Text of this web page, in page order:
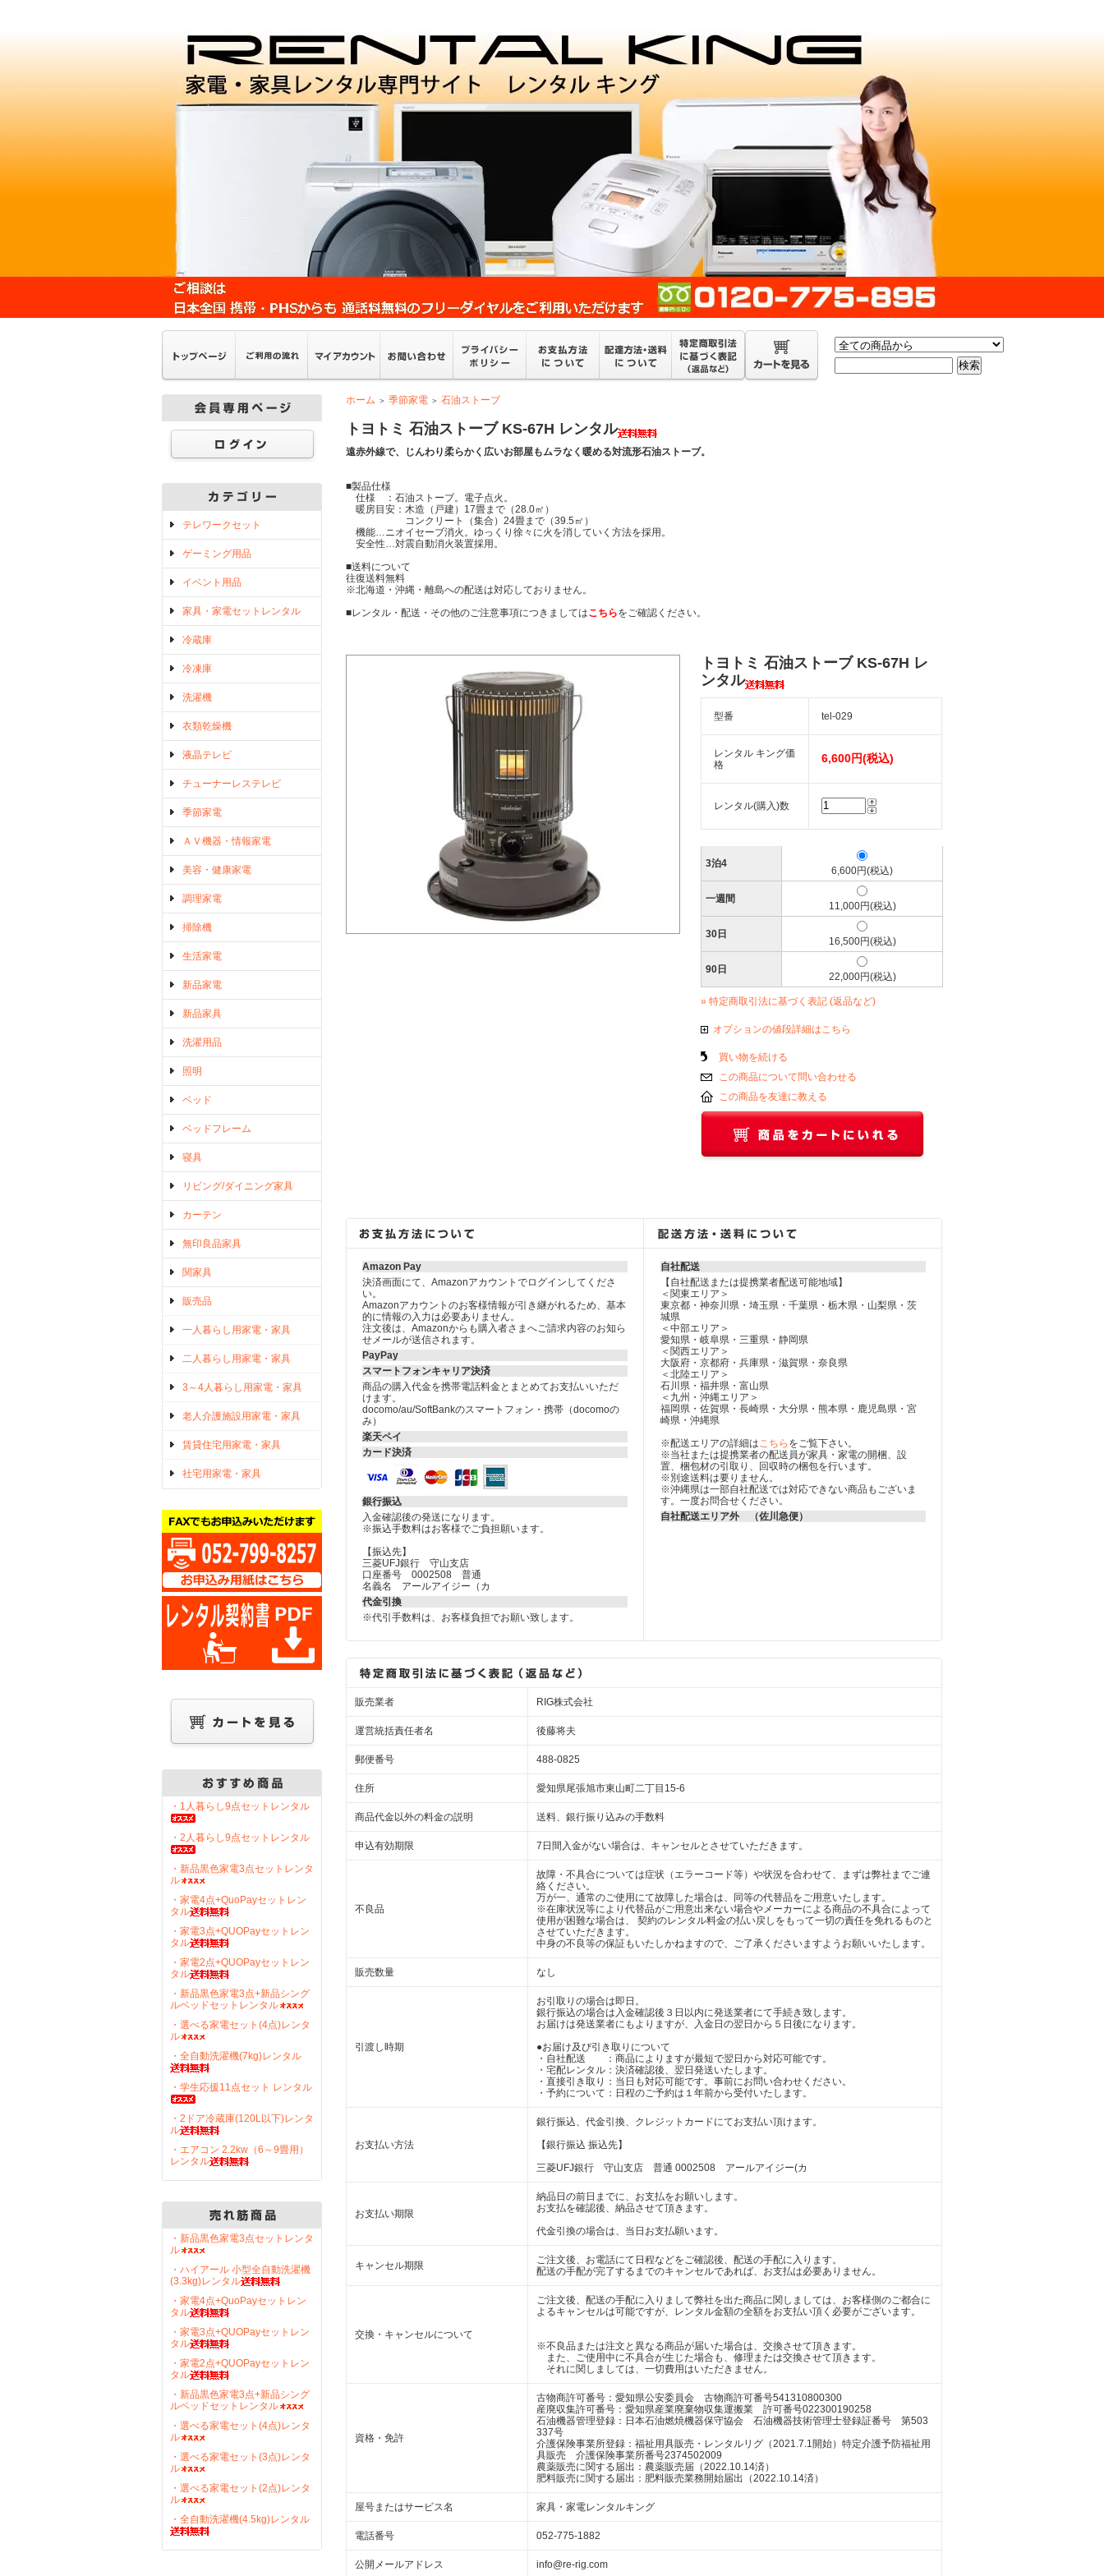
テレワークセット
ゲーミング用品
イベント用品
家具・家電セットレンタル
冷蔵庫
冷凍庫
洗濯機
衣類乾燥機
液晶テレビ
チューナーレステレビ
季節家電
ＡＶ機器・情報家電
美容・健康家電
調理家電
掃除機
生活家電
新品家電
新品家具
洗濯用品
照明
ベッド
ベッドフレーム
寝具
リビング/ダイニング家具
カーテン
無印良品家具
関家具
販売品
一人暮らし用家電・家具
二人暮らし用家電・家具
3～4人暮らし用家電・家具
老人介護施設用家電・家具
賃貸住宅用家電・家具
社宅用家電・家具
・1人暮らし9点セットレンタル
・2人暮らし9点セットレンタル
・新品黒色家電3点セットレンタ
ル
・家電4点+QuoPayセットレン
タル
・家電3点+QUOPayセットレン
タル
・家電2点+QUOPayセットレン
タル
・新品黒色家電3点+新品シング
ルベッドセットレンタル
・選べる家電セット(4点)レンタ
ル
・全自動洗濯機(7kg)レンタル
・学生応援11点セット レンタル
・2ドア冷蔵庫(120L以下)レンタ
ル
・エアコン 2.2kw（6～9畳用）
レンタル
・新品黒色家電3点セットレンタ
ル
・ハイアール 小型全自動洗濯機
(3.3kg)レンタル
・家電4点+QuoPayセットレン
タル
・家電3点+QUOPayセットレン
タル
・家電2点+QUOPayセットレン
タル
・新品黒色家電3点+新品シング
ルベッドセットレンタル
・選べる家電セット(4点)レンタ
ル
・選べる家電セット(3点)レンタ
ル
・選べる家電セット(2点)レンタ
ル
・全自動洗濯機(4.5kg)レンタル
ホーム ＞ 季節家電 ＞ 石油ストーブ
トヨトミ 石油ストーブ KS-67H レンタル
遠赤外線で、じんわり柔らかく広いお部屋もムラなく暖める対流形石油ストーブ。
■製品仕様
仕様 ：石油ストーブ。電子点火。
暖房目安：木造（戸建）17畳まで（28.0㎡）
コンクリート（集合）24畳まで（39.5㎡）
機能…ニオイセーブ消火。ゆっくり徐々に火を消していく方法を採用。
安全性…対震自動消火装置採用。
■送料について
往復送料無料
※北海道・沖縄・離島への配送は対応しておりません。
■レンタル・配送・その他のご注意事項につきましてはこちらをご確認ください。
トヨトミ 石油ストーブ KS-67H レ
ンタル
型番 tel-029
レンタル キング価
格
6,600円(税込)
レンタル(購入)数
3泊4
6,600円(税込)
一週間
11,000円(税込)
30日
16,500円(税込)
90日
22,000円(税込)
» 特定商取引法に基づく表記 (返品など)
オプションの値段詳細はこちら
買い物を続ける
この商品について問い合わせる
この商品を友達に教える
Amazon Pay
決済画面にて、Amazonアカウントでログインしてくださ
い。
Amazonアカウントのお客様情報が引き継がれるため、基本
的に情報の入力は必要ありません。
注文後は、Amazonからも購入者さまへご請求内容のお知ら
せメールが送信されます。
PayPay
スマートフォンキャリア決済
商品の購入代金を携帯電話料金とまとめてお支払いいただ
けます。
docomo/au/SoftBankのスマートフォン・携帯（docomoの
み）
楽天ペイ
カード決済
銀行振込
入金確認後の発送になります。
※振込手数料はお客様でご負担願います。
【振込先】
三菱UFJ銀行 守山支店
口座番号 0002508 普通
名義名 アールアイジー（カ
代金引換
※代引手数料は、お客様負担でお願い致します。
自社配送
【自社配送または提携業者配送可能地域】
＜関東エリア＞
東京都・神奈川県・埼玉県・千葉県・栃木県・山梨県・茨
城県
＜中部エリア＞
愛知県・岐阜県・三重県・静岡県
＜関西エリア＞
大阪府・京都府・兵庫県・滋賀県・奈良県
＜北陸エリア＞
石川県・福井県・富山県
＜九州・沖縄エリア＞
福岡県・佐賀県・長崎県・大分県・熊本県・鹿児島県・宮
崎県・沖縄県
※配送エリアの詳細はこちら をご覧下さい。
※当社または提携業者の配送員が家具・家電の開梱、設
置、梱包材の引取り、回収時の梱包を行います。
※別途送料は要りません。
※沖縄県は一部自社配送では対応できない商品もございま
す。一度お問合せください。
自社配送エリア外 （佐川急便）
販売業者 RIG株式会社
運営統括責任者名 後藤将夫
郵便番号 488-0825
住所 愛知県尾張旭市東山町二丁目15-6
商品代金以外の料金の説明 送料、銀行振り込みの手数料
申込有効期限 7日間入金がない場合は、キャンセルとさせていただきます。
不良品
故障・不具合については症状（エラーコード等）や状況を合わせて、まずは弊社までご連
絡ください。
万が一、通常のご使用にて故障した場合は、同等の代替品をご用意いたします。
※在庫状況等により代替品がご用意出来ない場合やメーカーによる商品の不具合によって
使用が困難な場合は、 契約のレンタル料金の払い戻しをもって一切の責任を免れるものと
させていただきます。
中身の不良等の保証もいたしかねますので、ご了承くださいますようお願いいたします。
販売数量 なし
引渡し時期
お引取りの場合は即日。
銀行振込の場合は入金確認後３日以内に発送業者にて手続き致します。
お届けは発送業者にもよりますが、入金日の翌日から５日後になります。
●お届け及び引き取りについて
・自社配送 ：商品によりますが最短で翌日から対応可能です。
・宅配レンタル：決済確認後、翌日発送いたします。
・直接引き取り：当日も対応可能です。事前にお問い合わせください。
・予約について：日程のご予約は１年前から受付いたします。
お支払い方法
銀行振込、代金引換、クレジットカードにてお支払い頂けます。
【銀行振込 振込先】
三菱UFJ銀行 守山支店 普通 0002508 アールアイジー(カ
お支払い期限
納品日の前日までに、お支払をお願いします。
お支払を確認後、納品させて頂きます。
代金引換の場合は、当日お支払願います。
キャンセル期限
ご注文後、お電話にて日程などをご確認後、配送の手配に入ります。
配送の手配が完了するまでのキャンセルであれば、お支払は必要ありません。
交換・キャンセルについて
ご注文後、配送の手配に入りまして弊社を出た商品に関しましては、お客様側のご都合に
よるキャンセルは可能ですが、レンタル金額の全額をお支払い頂く必要がございます。
※不良品または注文と異なる商品が届いた場合は、交換させて頂きます。
また、ご使用中に不具合が生じた場合も、修理または交換させて頂きます。
それに関しましては、一切費用はいただきません。
資格・免許
古物商許可番号：愛知県公安委員会 古物商許可番号541310800300
産廃収集許可番号：愛知県産業廃棄物収集運搬業 許可番号022300190258
石油機器管理登録：日本石油燃焼機器保守協会 石油機器技術管理士登録証番号 第503
337号
介護保険事業所登録：福祉用具販売・レンタルリグ（2021.7.1開始）特定介護予防福祉用
具販売 介護保険事業所番号2374502009
農薬販売に関する届出：農薬販売届（2022.10.14済）
肥料販売に関する届出：肥料販売業務開始届出（2022.10.14済）
屋号またはサービス名 家具・家電レンタルキング
電話番号 052-775-1882
公開メールアドレス info@re-rig.com